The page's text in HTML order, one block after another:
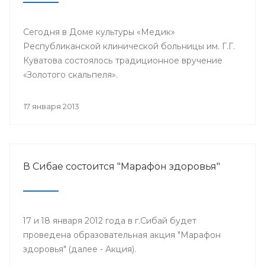
Сегодня в Доме культуры «Медик»
Республиканской клинической больницы им. Г.Г.
Куватова состоялось традиционное вручение
«Золотого скальпеля».
17 января 2013
В Сибае состоится "Марафон здоровья"
17 и 18 января 2012 года в г.Сибай будет
проведена образовательная акция "Марафон
здоровья" (далее - Акция).